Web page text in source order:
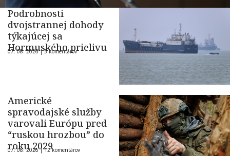
Podrobnosti
dvojstrannej dohody
týkajúcej sa
Hormuského prielivu
07. 08. 2026 |5 komentárov
Americké
spravodajské služby
varovali Európu pred
“ruskou hrozbou” do
roku 2029
07. 08. 2026 |12 komentárov